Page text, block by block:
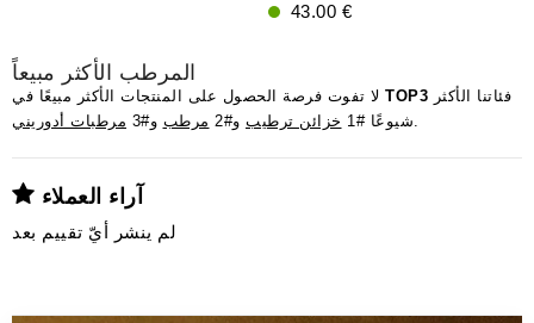
43.00 €
المرطب الأكثر مبيعاً
TOP3
شيوعًا #1
خزائن ترطيب و#2 مرطب و#3 مرطبات أدوريني .
آراء العملاء
لم ينشر أيّ تقييم بعد